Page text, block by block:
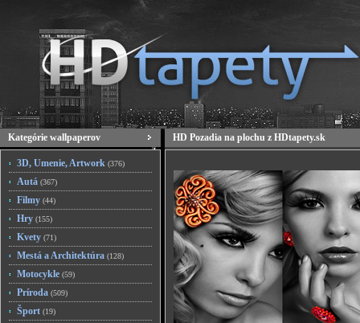
Kategórie wallpaperov
3D, Umenie, Artwork (376)
Autá (367)
Filmy (44)
Hry (155)
Kvety (71)
Mestá a Architektúra (128)
Motocykle (59)
Príroda (509)
Šport (19)
HD Pozadia na plochu z HDtapety.sk